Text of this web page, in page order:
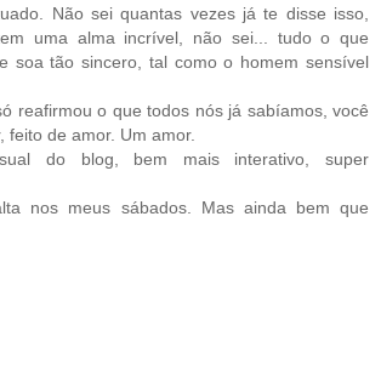
Não sei quantas vezes já te disse isso,
uma alma incrível, não sei... tudo o que
soa tão sincero, tal como o homem sensível
reafirmou o que todos nós já sabíamos, você
feito de amor. Um amor.
do blog, bem mais interativo, super
nos meus sábados. Mas ainda bem que